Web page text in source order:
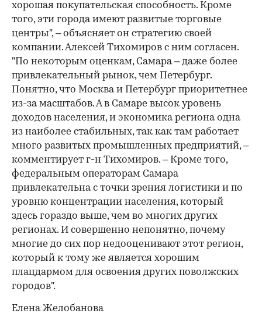
хорошая покупательская способность. Кроме
того, эти города имеют развитые торговые
центры", – объясняет он стратегию своей
компании. Алексей Тихомиров с ним согласен.
"По некоторым оценкам, Самара – даже более
привлекательный рынок, чем Петербург.
Понятно, что Москва и Петербург приоритетнее
из-за масштабов. А в Самаре высок уровень
доходов населения, и экономика региона одна
из наиболее стабильных, так как там работает
много развитых промышленных предприятий, –
комментирует г-н Тихомиров. – Кроме того,
федеральным операторам Самара
привлекательна с точки зрения логистики и по
уровню концентрации населения, который
здесь гораздо выше, чем во многих других
регионах. И совершенно непонятно, почему
многие до сих пор недооценивают этот регион,
который к тому же является хорошим
плацдармом для освоения других поволжских
городов".
Елена Желобанова